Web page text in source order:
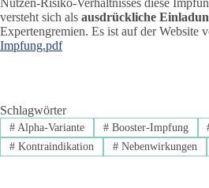
Nutzen-Risiko-Verhältnisses diese
versteht sich als ausdrückliche
Expertengremien. Es ist auf der Website
Impfung.pdf
Schlagwörter
#Alpha-Variante #Booster-Impfung
#Kontraindikation #Nebenwirkungen